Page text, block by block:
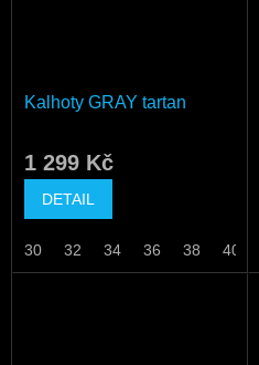
Kalhoty GRAY tartan
1 299 Kč
DETAIL
30 32 34 36 38 40